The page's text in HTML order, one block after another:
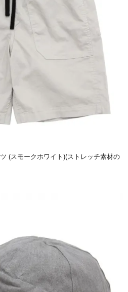
(スモークホワイト)(ストレッチ素材の